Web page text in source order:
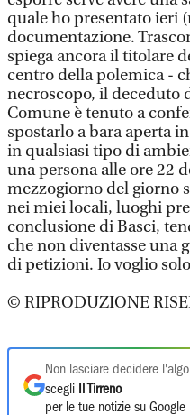
quale ho presentato ieri
documentazione.
spiega ancora il titolare
centro della polemica -
necroscopo, il deceduto
Comune è tenuto a
spostarlo a bara aperta
in qualsiasi tipo di
una persona alle ore 22
mezzogiorno del giorno
nei miei locali, luoghi
conclusione di Basci,
che non diventasse una
di petizioni. Io voglio
© RIPRODUZIONE
Non lasciare decidere
scegli
Il Tirreno
per le tue notizie su Google